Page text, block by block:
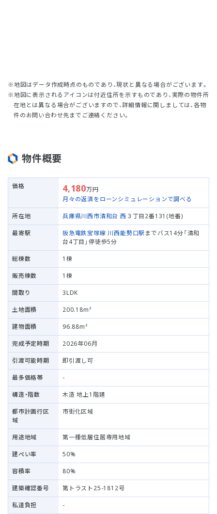
地図はデータ作成時点のものであり、現状と異なる場合がございます。
地図に表示されるアイコンは付近住所を示すものであり、実際の物件所
在地とは異なる場合がございますので、詳細情報に関しましては、各物
件のお問い合わせ先までご連絡ください。
物件概要
価格 4,180万円
月々の返済をローンシミュレーションで調べる
所在地 兵庫県川西市清和台 西 ３丁目2番131(地番)
最寄駅 阪急電鉄宝塚線 川西能勢口駅 までバス14分「清和
台4丁目」停徒歩5分
総棟数 1棟
販売棟数 1棟
間取り 3LDK
土地面積 200.18m²
建物面積 96.88m²
完成予定時期 2026年06月
引渡可能時期 即引渡し可
最多価格帯 -
構造・階数 木造 地上1階建
都市計画行区
域
市街化区域
用途地域 第一種低層住居専用地域
建ぺい率 50%
容積率 80%
建築確認番号 第トラスト25-1812号
私道負担 -